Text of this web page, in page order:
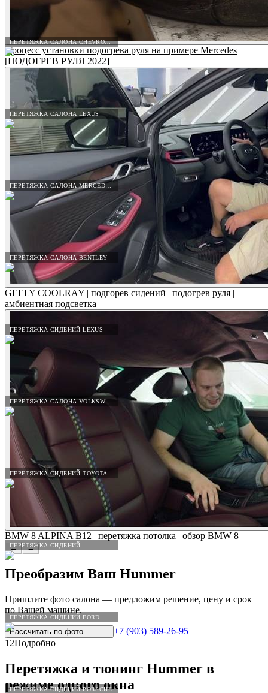
ПЕРЕТЯЖКА САЛОНА CHEVROLET
ПЕРЕТЯЖКА САЛОНА LEXUS
ПЕРЕТЯЖКА САЛОНА MERCEDES-BENZ
ПЕРЕТЯЖКА САЛОНА BENTLEY
ПЕРЕТЯЖКА СИДЕНИЙ LEXUS
ПЕРЕТЯЖКА САЛОНА VOLKSWAGEN
ПЕРЕТЯЖКА СИДЕНИЙ TOYOTA
ПЕРЕТЯЖКА СИДЕНИЙ
ПЕРЕТЯЖКА СИДЕНИЙ FORD
ПЕРЕТЯЖКА СИДЕНИЙ PORSCHE
Процесс установки подогрева руля на примере Mercedes
[ПОДОГРЕВ РУЛЯ 2022]
GEELY COOLRAY | подгорев сидений | подогрев руля |
амбиентная подсветка
BMW 8 ALPINA B12 | перетяжка потолка | обзор BMW 8
← →
Преобразим Ваш Hummer
Пришлите фото салона — предложим решение, цену и срок
по Вашей машине.
Рассчитать по фото
+7 (903) 589-26-95
12Подробно
Перетяжка и тюнинг Hummer в
режиме одного окна